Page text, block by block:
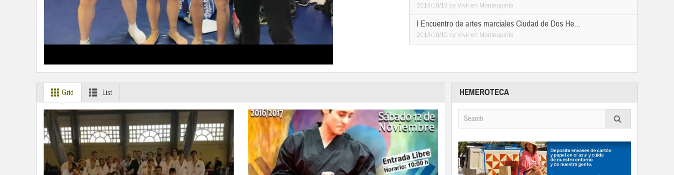
2018/10/18 by Vivir en Montequinto
I Encuentro de artes marciales Ciudad de Dos He...
2018/10/10 by Vivir en Montequinto
Grid List HEMEROTECA